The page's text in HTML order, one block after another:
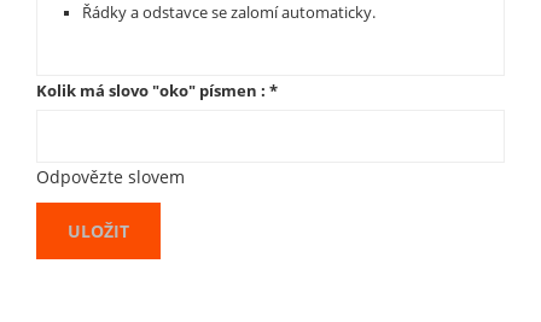
Řádky a odstavce se zalomí automaticky.
Kolik má slovo "oko" písmen : *
Odpovězte slovem